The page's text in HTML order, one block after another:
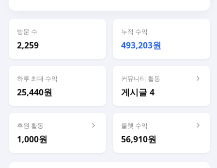
방문 수
2,259
누적 수익
493,203원
하루 최대 수익
25,440원
커뮤니티 활동
게시글 4
후원 활동
1,000원
룰렛 수익
56,910원